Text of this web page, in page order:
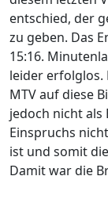
entschied, der
zu geben. Das
15:16.
leider erfolglos.
MTV auf diese
jedoch nicht als
Einspruchs
ist und somit
Damit war die